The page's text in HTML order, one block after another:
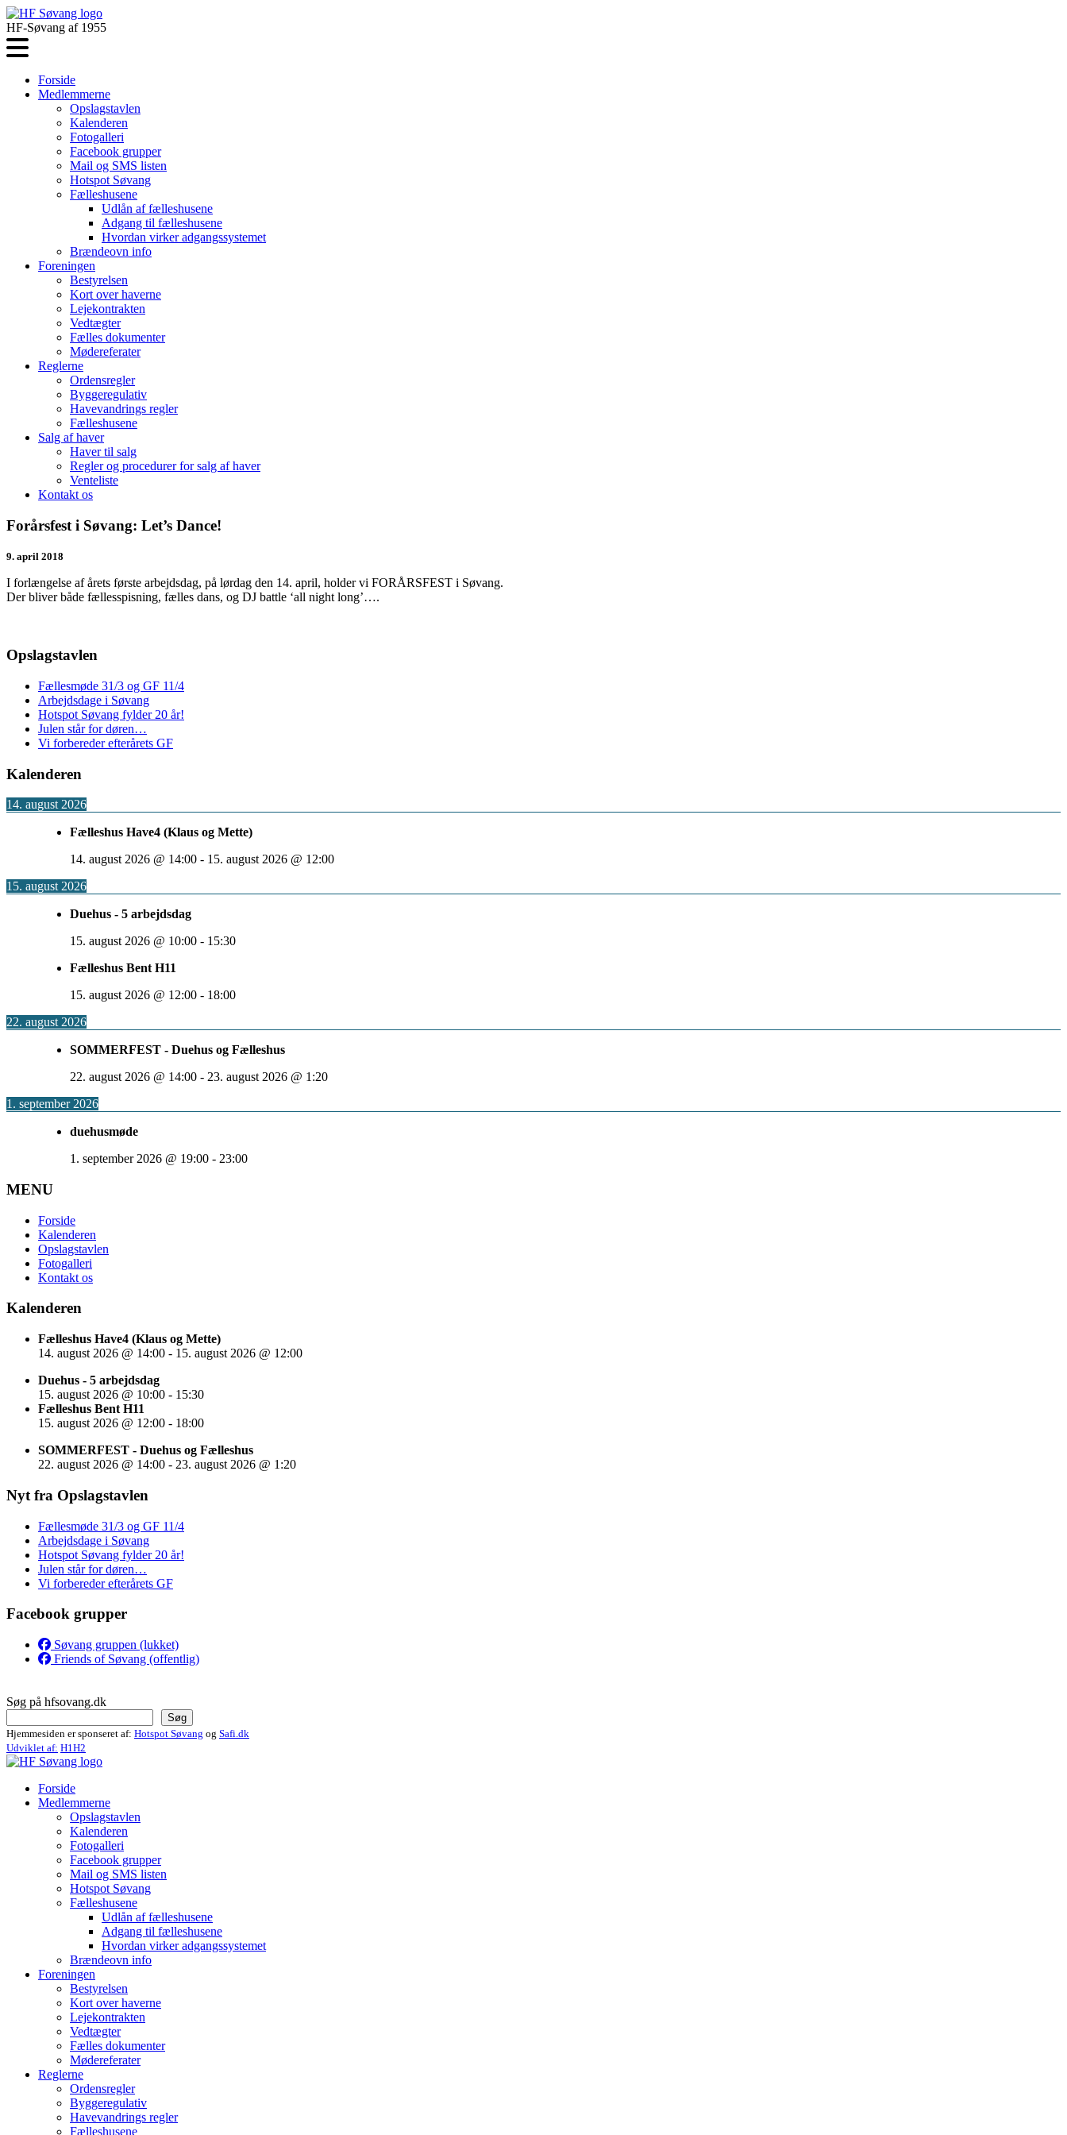
HF-Søvang af 1955
Forside
Medlemmerne
Opslagstavlen
Kalenderen
Fotogalleri
Facebook grupper
Mail og SMS listen
Hotspot Søvang
Fælleshusene
Udlån af fælleshusene
Adgang til fælleshusene
Hvordan virker adgangssystemet
Brændeovn info
Foreningen
Bestyrelsen
Kort over haverne
Lejekontrakten
Vedtægter
Fælles dokumenter
Mødereferater
Reglerne
Ordensregler
Byggeregulativ
Havevandrings regler
Fælleshusene
Salg af haver
Haver til salg
Regler og procedurer for salg af haver
Venteliste
Kontakt os
Forårsfest i Søvang: Let’s Dance!
9. april 2018
I forlængelse af årets første arbejdsdag, på lørdag den 14. april, holder vi FORÅRSFEST i Søvang.
Der bliver både fællesspisning, fælles dans, og DJ battle ‘all night long’….
Opslagstavlen
Fællesmøde 31/3 og GF 11/4
Arbejdsdage i Søvang
Hotspot Søvang fylder 20 år!
Julen står for døren…
Vi forbereder efterårets GF
Kalenderen
14. august 2026
Fælleshus Have4 (Klaus og Mette)
14. august 2026 @ 14:00 - 15. august 2026 @ 12:00
15. august 2026
Duehus - 5 arbejdsdag
15. august 2026 @ 10:00 - 15:30
Fælleshus Bent H11
15. august 2026 @ 12:00 - 18:00
22. august 2026
SOMMERFEST - Duehus og Fælleshus
22. august 2026 @ 14:00 - 23. august 2026 @ 1:20
1. september 2026
duehusmøde
1. september 2026 @ 19:00 - 23:00
MENU
Forside
Kalenderen
Opslagstavlen
Fotogalleri
Kontakt os
Kalenderen
Fælleshus Have4 (Klaus og Mette)
14. august 2026 @ 14:00 - 15. august 2026 @ 12:00
Duehus - 5 arbejdsdag
15. august 2026 @ 10:00 - 15:30
Fælleshus Bent H11
15. august 2026 @ 12:00 - 18:00
SOMMERFEST - Duehus og Fælleshus
22. august 2026 @ 14:00 - 23. august 2026 @ 1:20
Nyt fra Opslagstavlen
Fællesmøde 31/3 og GF 11/4
Arbejdsdage i Søvang
Hotspot Søvang fylder 20 år!
Julen står for døren…
Vi forbereder efterårets GF
Facebook grupper
Søvang gruppen (lukket)
Friends of Søvang (offentlig)
Søg på hfsovang.dk
Søg
Hjemmesiden er sponseret af: Hotspot Søvang og Safi.dk
Udviklet af: H1H2
Forside
Medlemmerne
Opslagstavlen
Kalenderen
Fotogalleri
Facebook grupper
Mail og SMS listen
Hotspot Søvang
Fælleshusene
Udlån af fælleshusene
Adgang til fælleshusene
Hvordan virker adgangssystemet
Brændeovn info
Foreningen
Bestyrelsen
Kort over haverne
Lejekontrakten
Vedtægter
Fælles dokumenter
Mødereferater
Reglerne
Ordensregler
Byggeregulativ
Havevandrings regler
Fælleshusene